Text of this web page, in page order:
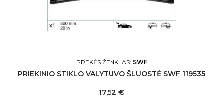
PREKĖS ŽENKLAS: SWF
PRIEKINIO STIKLO VALYTUVO ŠLUOSTĖ SWF 119535
Kaina
17,52 €